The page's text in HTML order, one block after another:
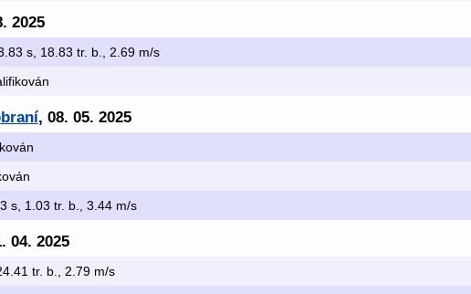
2025
s, 18.83 tr. b., 2.69 m/s
, 08. 05. 2025
s, 1.03 tr. b., 3.44 m/s
04. 2025
tr. b., 2.79 m/s